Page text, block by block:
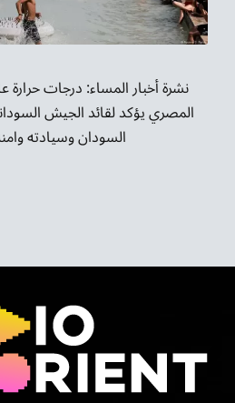
نشرة أخبار المساء: درجات حرارة
المصري يؤكد لقائد الجيش
السودان وسيادته